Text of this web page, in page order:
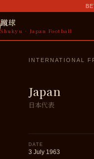
蹴球
Shukyu · Japan Football
INTERNATIONAL
Japan
日本代表
DATE
3 July 1963